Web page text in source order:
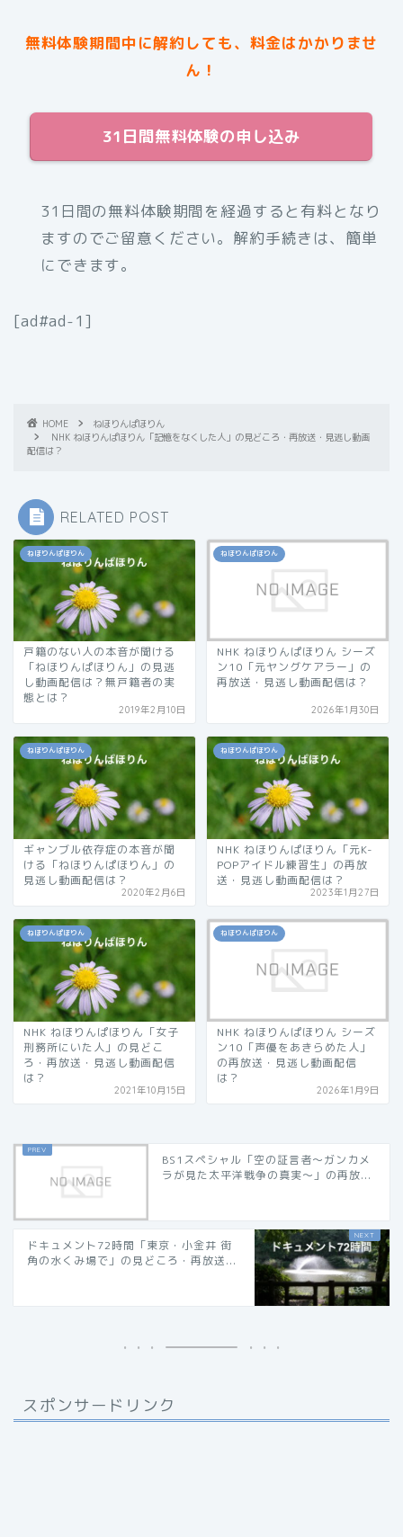
無料体験期間中に解約しても、料金はかかりませ
ん！
31日間無料体験の申し込み
31日間の無料体験期間を経過すると有料となり
ますのでご留意ください。解約手続きは、簡単
にできます。
[ad#ad-1]
HOME
ねほりんぱほりん
NHK ねほりんぱほりん「記憶をなくした人」の見どころ・再放送・見逃し動画
配信は？
RELATED POST
ねほりんぱほりん
戸籍のない人の本音が聞ける
「ねほりんぱほりん」の見逃
し動画配信は？無戸籍者の実
態とは？
2019年2月10日
ねほりんぱほりん
NHK ねほりんぱほりん シーズ
ン10「元ヤングケアラー」の
再放送・見逃し動画配信は？
2026年1月30日
ねほりんぱほりん
ギャンブル依存症の本音が聞
ける「ねほりんぱほりん」の
見逃し動画配信は？
2020年2月6日
ねほりんぱほりん
NHK ねほりんぱほりん「元K-
POPアイドル練習生」の再放
送・見逃し動画配信は？
2023年1月27日
ねほりんぱほりん
NHK ねほりんぱほりん「女子
刑務所にいた人」の見どこ
ろ・再放送・見逃し動画配信
は？
2021年10月15日
ねほりんぱほりん
NHK ねほりんぱほりん シーズ
ン10「声優をあきらめた人」
の再放送・見逃し動画配信
は？
2026年1月9日
BS1スペシャル「空の証言者〜ガンカメ
ラが見た太平洋戦争の真実〜」の再放...
ドキュメント72時間「東京・小金井 街
角の水くみ場で」の見どころ・再放送...
スポンサードリンク